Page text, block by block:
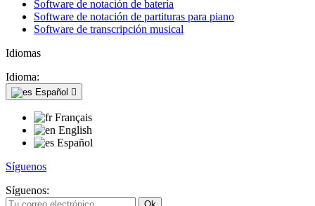
Software de notación de batería
Software de notación de partituras para piano
Software de transcripción musical
Idiomas
Idioma:
Español 
Français
English
Español
Síguenos
Síguenos: